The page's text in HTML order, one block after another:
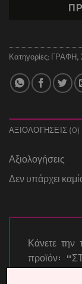
Κατηγορίες: ΓΡΑΦΗ,
ΑΞΙΟΛΟΓΉΣΕΙΣ (0)
Αξιολογήσεις
Δεν υπάρχει
Κάνετε την
προϊόν: